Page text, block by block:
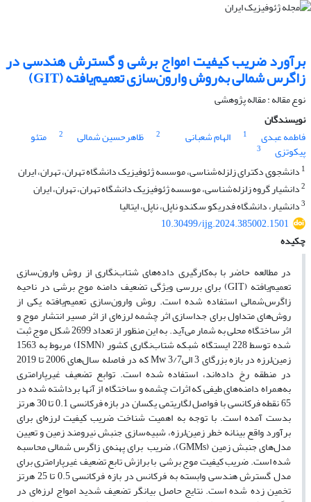
برآورد ضریب کیفیت امواج برشی و گسترش هندسی در
زاگرس شمالی به‌روش وارون‌سازی تعمیم‌یافته (GIT)
نوع مقاله : مقاله پژوهشی‌
نویسندگان
فاطمه عبدی
1 الهام شعبانی 2 ظاهرحسین شمالی 2 متئو
پیکوتزی
3
1 دانشجوی دکترای زلزله‌شناسی، موسسه ژئوفیزیک دانشگاه تهران، تهران، ایران
2دانشیار گروه زلزله‌شناسی، موسسه ژئوفیزیک دانشگاه تهران، تهران، ایران
3دانشیار، دانشگاه فدریکو سکندو ناپل، ناپل، ایتالیا
10.30499/ijg.2024.385002.1501
چکیده
در مطالعه حاضر با به‌کارگیری داده‌های شتاب‌نگاری از روش وارون‌سازی
تعمیم‌یافته (GIT) برای بررسی ویژگی تضعیف دامنه موج برشی در ناحیه
زاگرس‌شمالی استفاده شده ‌است. روش وارون‌سازی تعمیم‌یافته یکی از
روش‌های متداول برای جداسازی اثر چشمه لرزه‌ای ازاثر مسیر انتشار موج و
اثر ساختگاه محلی به شمار می‌آید. به این منظور از تعداد 2699 شکل موج ثبت
شده توسط 228 ایستگاه شبکه شتاب‌نگاری کشور (ISMN) مربوط به 1563
زمین‌لرزه در بازه بزرگای 3 الی3/7 Mw که در فاصله سال‌های 2006 تا 2019
در منطقه رخ داده‌اند، استفاده شده ‌است. توابع تضعیف غیرپارامتری
به‌همراه دامنه‌های طیفی که اثرات چشمه و ساختگاه از آنها برداشته شده در
65 نقطه فرکانسی با فواصل لگاریتمی یکسان در بازه فرکانسی 0.1 تا 30 هرتز
بدست آمده است. با توجه به اهمیت شناخت ضریب کیفیت لرزه‌ای برای
برآورد واقع بینانه خطر زمین‌لرزه، شبیه‌سازی جنبش نیرومند زمین و تعیین
مدل‌های جنبش زمین (GMMs)، ضریب برای پهنه‌ی زاگرس شمالی محاسبه
شده ‌است. ضریب کیفیت موج برشی با برازش تابع تضعیف غیرپارامتری برای
مدل گسترش هندسی وابسته به فرکانس در بازه فرکانسی 0.5 تا 25 هرتز
تخمین زده‌ شده است. نتایج حاصل بیانگر تضعیف شدید امواج لرزه‌ای در